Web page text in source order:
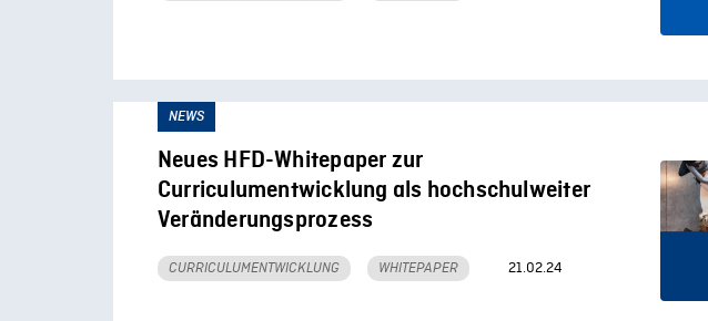
NEWS
Neues HFD-Whitepaper zur
Curriculumentwicklung als hochschulweiter
Veränderungsprozess
CURRICULUMENTWICKLUNG WHITEPAPER 21.02.24